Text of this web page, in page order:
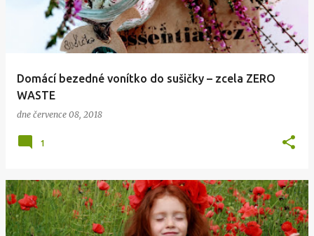
Domácí bezedné vonítko do sušičky – zcela ZERO
WASTE
dne července 08, 2018
1